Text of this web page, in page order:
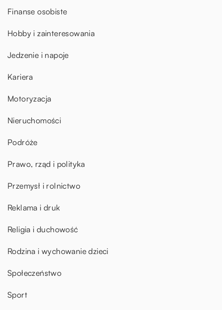
Finanse osobiste
Hobby i zainteresowania
Jedzenie i napoje
Kariera
Motoryzacja
Nieruchomości
Podróże
Prawo, rząd i polityka
Przemysł i rolnictwo
Reklama i druk
Religia i duchowość
Rodzina i wychowanie dzieci
Społeczeństwo
Sport